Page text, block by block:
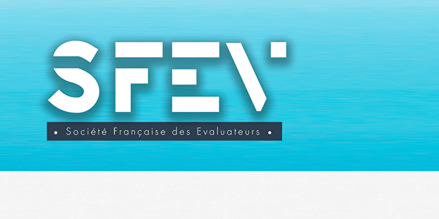
Exporter les lignes sélectionnées
Exporter uniquement les colonnes affichées
Menu
>
Actualités
Agenda
Evénements
?>
Images de la page d'accueil
Cliquez pour éditer